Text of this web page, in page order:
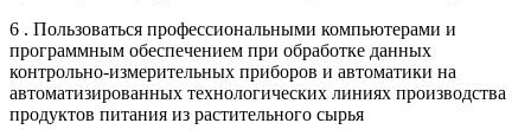
6 . Пользоваться профессиональными компьютерами и
программным обеспечением при обработке данных
контрольно-измерительных приборов и автоматики на
автоматизированных технологических линиях производства
продуктов питания из растительного сырья